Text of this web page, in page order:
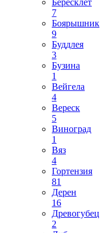
Бересклет
7
Боярышник
9
Буддлея
3
Бузина
1
Вейгела
4
Вереск
5
Виноград
1
Вяз
4
Гортензия
81
Дерен
16
Древогубец
2